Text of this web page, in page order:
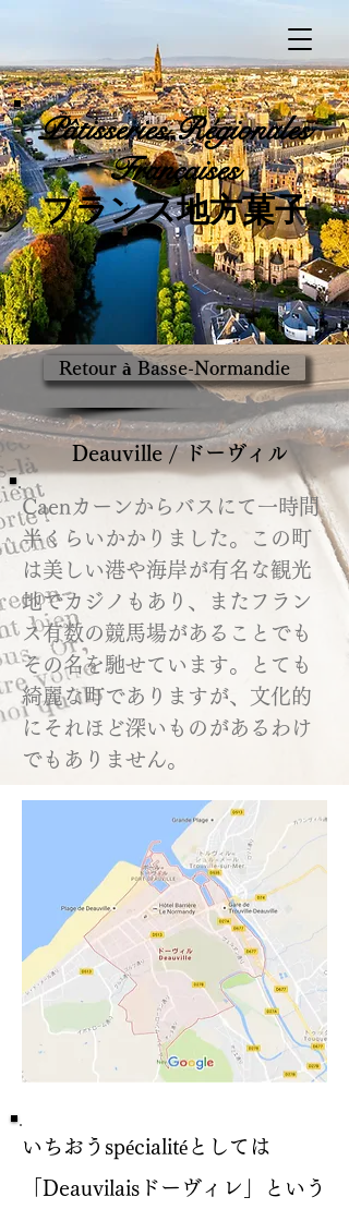
PâtisseriesRégionales
Françaises
​フランス地方菓子
Retour à Basse-Normandie
Deauville / ドーヴィル
Caenカーンからバスにて一時間
半くらいかかりました。この町
は美しい港や海岸が有名な観光
地でカジノもあり、またフラン
ス有数の競馬場があることでも
その名を馳せています。とても
綺麗な町でありますが、文化的
にそれほど深いものがあるわけ
でもありません。
いちおうspécialitéとしては
「Deauvilaisドーヴィレ」という